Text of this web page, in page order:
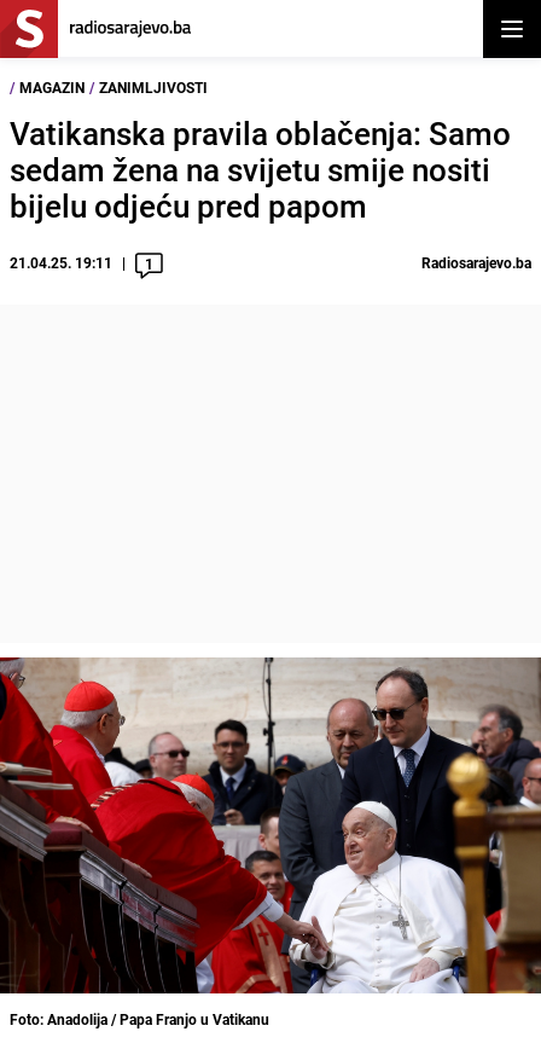
/ MAGAZIN / ZANIMLJIVOSTI
Vatikanska pravila oblačenja: Samo
sedam žena na svijetu smije nositi
bijelu odjeću pred papom
21.04.25. 19:11 1 Radiosarajevo.ba
Foto: Anadolija / Papa Franjo u Vatikanu